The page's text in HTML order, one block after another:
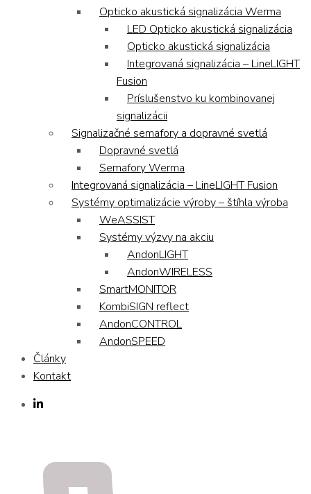
Opticko akustická signalizácia Werma
LED Opticko akustická signalizácia
Opticko akustická signalizácia
Integrovaná signalizácia – LineLIGHT
Fusion
Príslušenstvo ku kombinovanej
signalizácii
Signalizačné semafory a dopravné svetlá
Dopravné svetlá
Semafory Werma
Integrovaná signalizácia – LineLIGHT Fusion
Systémy optimalizácie výroby – štíhla výroba
WeASSIST
Systémy výzvy na akciu
AndonLIGHT
AndonWIRELESS
SmartMONITOR
KombiSIGN reflect
AndonCONTROL
AndonSPEED
Články
Kontakt